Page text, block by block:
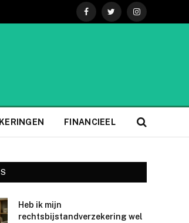
FacebookTwitterInstagram
FINANCIEEL
Heb ik mijn
rechtsbijstandverzekering wel